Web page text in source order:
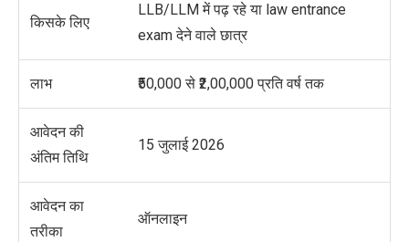
किसके लिए
LLB/LLM में पढ़ रहे या law entrance
exam देने वाले छात्र
लाभ ₹50,000 से ₹2,00,000 प्रति वर्ष तक
आवेदन की
अंतिम तिथि
15 जुलाई 2026
आवेदन का
तरीका
ऑनलाइन